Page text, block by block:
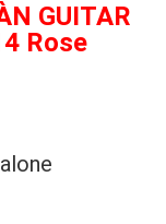
GUITAR
Rose